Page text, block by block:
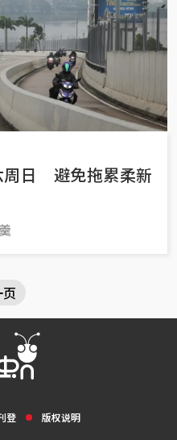
周日 避免拖累柔新
登 版权说明